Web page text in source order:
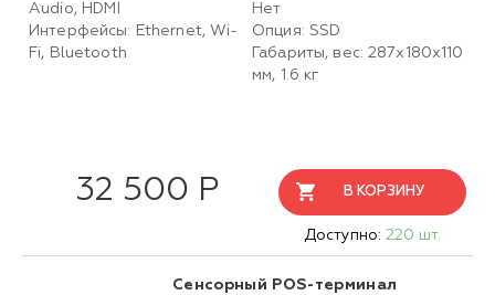
Audio, HDMI
Интерфейсы: Ethernet, Wi-
Fi, Bluetooth
Нет
Опция: SSD
Габариты, вес: 287х180х110
мм, 1.6 кг
32 500 Р В КОРЗИНУ
Доступно: 220 шт.
Сенсорный POS-терминал